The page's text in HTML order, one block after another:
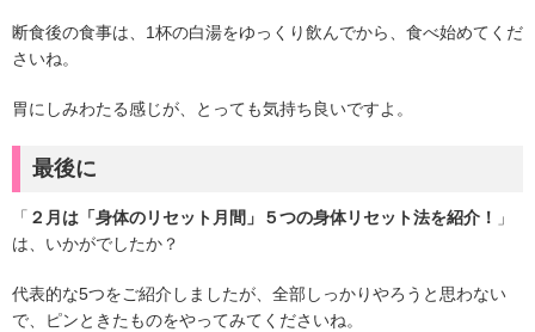
断食後の食事は、1杯の白湯をゆっくり飲んでから、食べ始めてくだ
さいね。
胃にしみわたる感じが、とっても気持ち良いですよ。
最後に
「 ２月は「身体のリセット月間」５つの身体リセット法を紹介！
」
は、いかがでしたか？
代表的な5つをご紹介しましたが、全部しっかりやろうと思わない
で、ピンときたものをやってみてくださいね。